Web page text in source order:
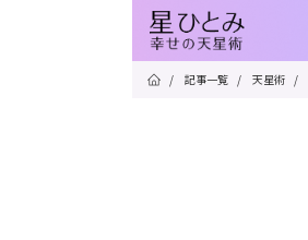
/ 記事一覧 / 天星術 /